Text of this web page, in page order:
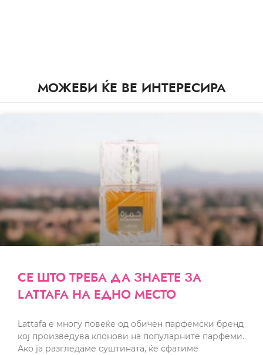
МОЖЕБИ ЌЕ ВЕ ИНТЕРЕСИРА
СЕ ШТО ТРЕБА ДА ЗНАЕТЕ ЗА
LATTAFA НА ЕДНО МЕСТО
Lattafa е многу повеќе од обичен парфемски бренд
кој произведува клонови на популарните парфеми.
Ако ја разгледаме суштината, ќе сфатиме